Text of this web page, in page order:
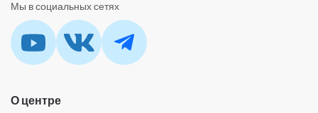
Мы в социальных сетях
О центре